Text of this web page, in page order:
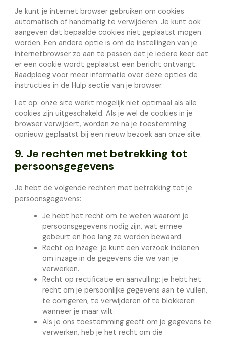
Je kunt je internet browser gebruiken om cookies
automatisch of handmatig te verwijderen. Je kunt ook
aangeven dat bepaalde cookies niet geplaatst mogen
worden. Een andere optie is om de instellingen van je
internetbrowser zo aan te passen dat je iedere keer dat
er een cookie wordt geplaatst een bericht ontvangt.
Raadpleeg voor meer informatie over deze opties de
instructies in de Hulp sectie van je browser.
Let op: onze site werkt mogelijk niet optimaal als alle
cookies zijn uitgeschakeld. Als je wel de cookies in je
browser verwijdert, worden ze na je toestemming
opnieuw geplaatst bij een nieuw bezoek aan onze site.
9. Je rechten met betrekking tot
persoonsgegevens
Je hebt de volgende rechten met betrekking tot je
persoonsgegevens:
Je hebt het recht om te weten waarom je
persoonsgegevens nodig zijn, wat ermee
gebeurt en hoe lang ze worden bewaard.
Recht op inzage: je kunt een verzoek indienen
om inzage in de gegevens die we van je
verwerken.
Recht op rectificatie en aanvulling: je hebt het
recht om je persoonlijke gegevens aan te vullen,
te corrigeren, te verwijderen of te blokkeren
wanneer je maar wilt.
Als je ons toestemming geeft om je gegevens te
verwerken, heb je het recht om die